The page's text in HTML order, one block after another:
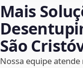
Mais
São
Nossa equipe